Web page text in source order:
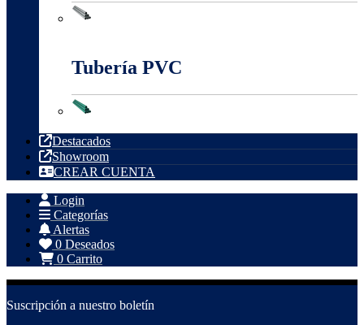
Tubería PVC
Destacados
Showroom
CREAR CUENTA
Login
Categorías
Alertas
0 Deseados
0 Carrito
Suscripción a nuestro boletín